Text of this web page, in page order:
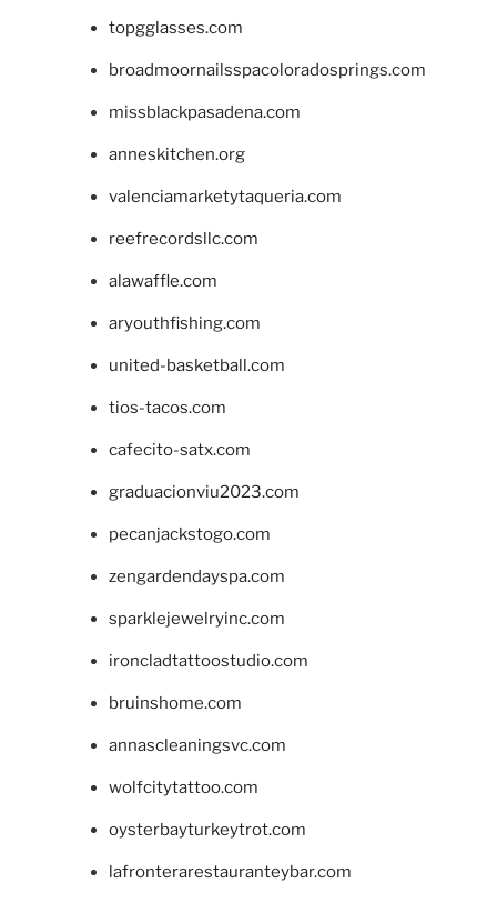
topgglasses.com
broadmoornailsspacoloradosprings.com
missblackpasadena.com
anneskitchen.org
valenciamarketytaqueria.com
reefrecordsllc.com
alawaffle.com
aryouthfishing.com
united-basketball.com
tios-tacos.com
cafecito-satx.com
graduacionviu2023.com
pecanjackstogo.com
zengardendayspa.com
sparklejewelryinc.com
ironcladtattoostudio.com
bruinshome.com
annascleaningsvc.com
wolfcitytattoo.com
oysterbayturkeytrot.com
lafronterarestauranteybar.com